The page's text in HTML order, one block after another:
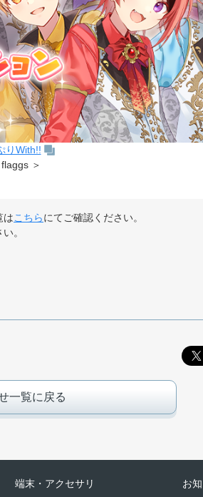
りWith!!
flaggs ＞
はこちらにてご確認ください。
。
一覧に戻る
端末・アクセサリ お